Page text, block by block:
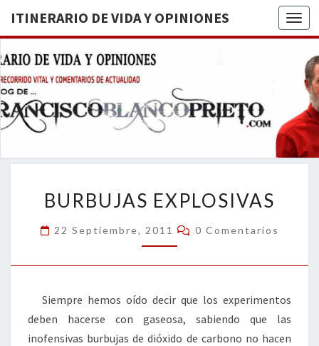
ITINERARIO DE VIDA Y OPINIONES
DE
BREVE
RECORRIDO
VITAL Y
ACTUALIDAD
EXPLOSIVAS
BURBUJAS EXPLOSIVAS
22 Septiembre, 2011 Comentarios
0 Comentarios
Siempre hemos oído decir que los experimentos
deben hacerse con gaseosa, sabiendo que las
inofensivas burbujas de dióxido de carbono no hacen